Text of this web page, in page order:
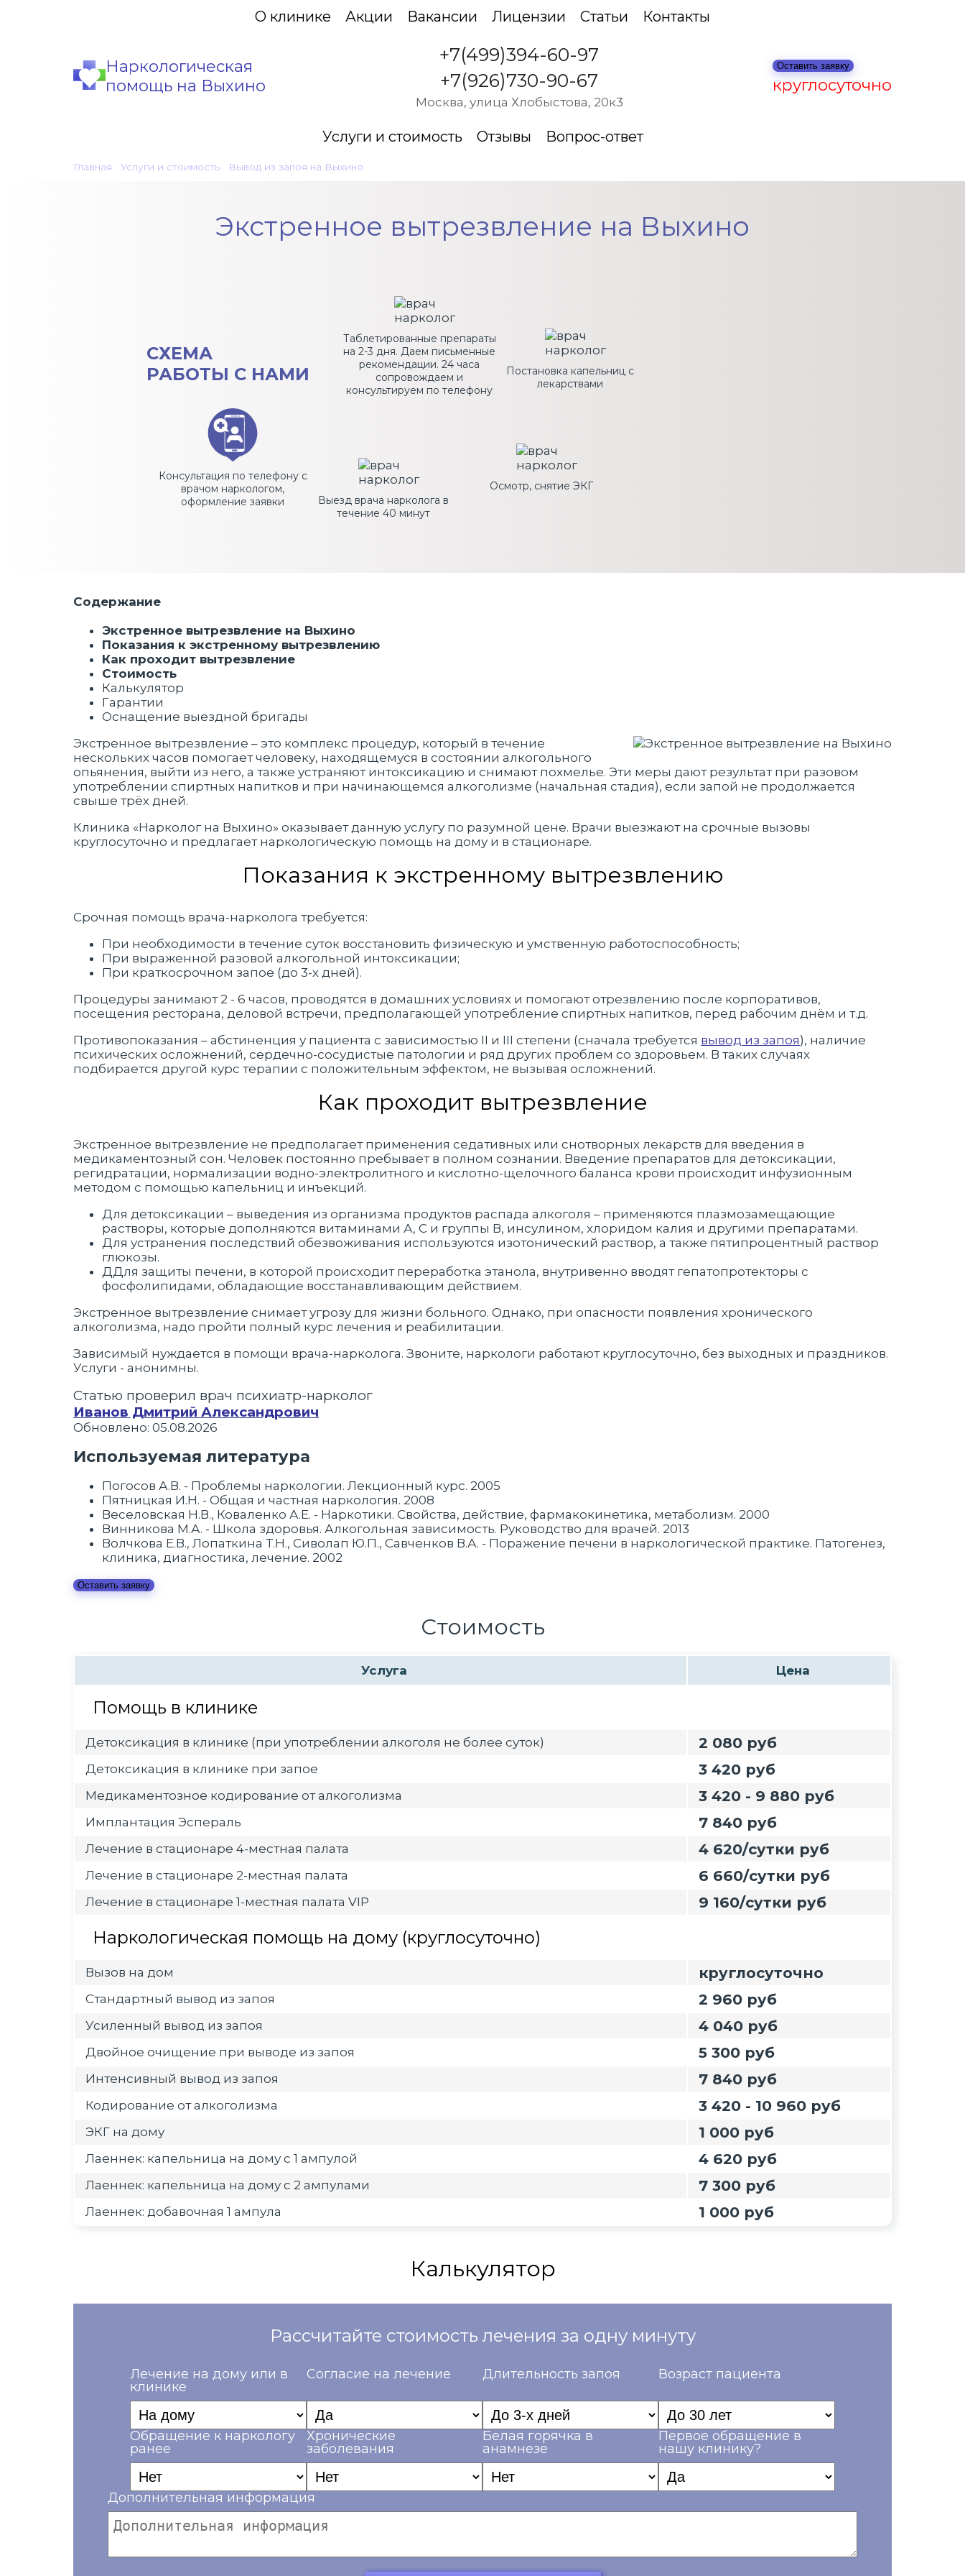
О клинике Акции Вакансии Лицензии Статьи Контакты
Наркологическая
помощь на Выхино
+7(499)394-60-97
+7(926)730-90-67
Москва, улица Хлобыстова, 20к3
Оставить заявку
круглосуточно
Услуги и стоимость Отзывы Вопрос-ответ
Главная Услуги и стоимость Вывод из запоя на Выхино
Экстренное вытрезвление на Выхино
СХЕМА
РАБОТЫ С НАМИ
Консультация по телефону с
врачом наркологом,
оформление заявки
Выезд врача нарколога в
течение 40 минут
Осмотр, снятие ЭКГ
Постановка капельниц с
лекарствами
Таблетированные препараты
на 2-3 дня. Даем письменные
рекомендации. 24 часа
сопровождаем и
консультируем по телефону
Содержание
Экстренное вытрезвление на Выхино
Показания к экстренному вытрезвлению
Как проходит вытрезвление
Стоимость
Калькулятор
Гарантии
Оснащение выездной бригады
Экстренное вытрезвление – это комплекс процедур, который в течение
нескольких часов помогает человеку, находящемуся в состоянии алкогольного
опьянения, выйти из него, а также устраняют интоксикацию и снимают похмелье. Эти меры дают результат при разовом
употреблении спиртных напитков и при начинающемся алкоголизме (начальная стадия), если запой не продолжается
свыше трёх дней.
Клиника «Нарколог на Выхино» оказывает данную услугу по разумной цене. Врачи выезжают на срочные вызовы
круглосуточно и предлагает наркологическую помощь на дому и в стационаре.
Показания к экстренному вытрезвлению
Срочная помощь врача-нарколога требуется:
При необходимости в течение суток восстановить физическую и умственную работоспособность;
При выраженной разовой алкогольной интоксикации;
При краткосрочном запое (до 3-х дней).
Процедуры занимают 2 - 6 часов, проводятся в домашних условиях и помогают отрезвлению после корпоративов,
посещения ресторана, деловой встречи, предполагающей употребление спиртных напитков, перед рабочим днём и т.д.
Противопоказания – абстиненция у пациента с зависимостью II и III степени (сначала требуется вывод из запоя), наличие
психических осложнений, сердечно-сосудистые патологии и ряд других проблем со здоровьем. В таких случаях
подбирается другой курс терапии с положительным эффектом, не вызывая осложнений.
Как проходит вытрезвление
Экстренное вытрезвление не предполагает применения седативных или снотворных лекарств для введения в
медикаментозный сон. Человек постоянно пребывает в полном сознании. Введение препаратов для детоксикации,
регидратации, нормализации водно-электролитного и кислотно-щелочного баланса крови происходит инфузионным
методом с помощью капельниц и инъекций.
Для детоксикации – выведения из организма продуктов распада алкоголя – применяются плазмозамещающие
растворы, которые дополняются витаминами А, С и группы В, инсулином, хлоридом калия и другими препаратами.
Для устранения последствий обезвоживания используются изотонический раствор, а также пятипроцентный раствор
глюкозы.
ДДля защиты печени, в которой происходит переработка этанола, внутривенно вводят гепатопротекторы с
фосфолипидами, обладающие восстанавливающим действием.
Экстренное вытрезвление снимает угрозу для жизни больного. Однако, при опасности появления хронического
алкоголизма, надо пройти полный курс лечения и реабилитации.
Зависимый нуждается в помощи врача-нарколога. Звоните, наркологи работают круглосуточно, без выходных и праздников.
Услуги - анонимны.
Статью проверил врач психиатр-нарколог
Иванов Дмитрий Александрович
Обновлено: 05.08.2026
Используемая литература
Погосов А.В. - Проблемы наркологии. Лекционный курс. 2005
Пятницкая И.Н. - Общая и частная наркология. 2008
Веселовская Н.В., Коваленко А.Е. - Наркотики. Свойства, действие, фармакокинетика, метаболизм. 2000
Винникова М.А. - Школа здоровья. Алкогольная зависимость. Руководство для врачей. 2013
Волчкова Е.В., Лопаткина Т.Н., Сиволап Ю.П., Савченков В.А. - Поражение печени в наркологической практике. Патогенез,
клиника, диагностика, лечение. 2002
Оставить заявку
Стоимость
Услуга Цена
Помощь в клинике
Детоксикация в клинике (при употреблении алкоголя не более суток) 2 080 руб
Детоксикация в клинике при запое 3 420 руб
Медикаментозное кодирование от алкоголизма 3 420 - 9 880 руб
Имплантация Эспераль 7 840 руб
Лечение в стационаре 4-местная палата 4 620/сутки руб
Лечение в стационаре 2-местная палата 6 660/сутки руб
Лечение в стационаре 1-местная палата VIP 9 160/сутки руб
Наркологическая помощь на дому (круглосуточно)
Вызов на дом круглосуточно
Стандартный вывод из запоя 2 960 руб
Усиленный вывод из запоя 4 040 руб
Двойное очищение при выводе из запоя 5 300 руб
Интенсивный вывод из запоя 7 840 руб
Кодирование от алкоголизма 3 420 - 10 960 руб
ЭКГ на дому 1 000 руб
Лаеннек: капельница на дому с 1 ампулой 4 620 руб
Лаеннек: капельница на дому с 2 ампулами 7 300 руб
Лаеннек: добавочная 1 ампула 1 000 руб
Калькулятор
Рассчитайте стоимость лечения за одну минуту
Лечение на дому или в
клинике
Согласие на лечение Длительность запоя Возраст пациента
Обращение к наркологу
ранее
Хронические
заболевания
Белая горячка в
анамнезе
Первое обращение в
нашу клинику?
Дополнительная информация